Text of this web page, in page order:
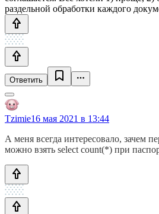
раздельной обработки каждого
Ответить
Tzimie16 мая 2021 в 13:44
А меня всегда интересовало, зачем
можно взять select count(*) при